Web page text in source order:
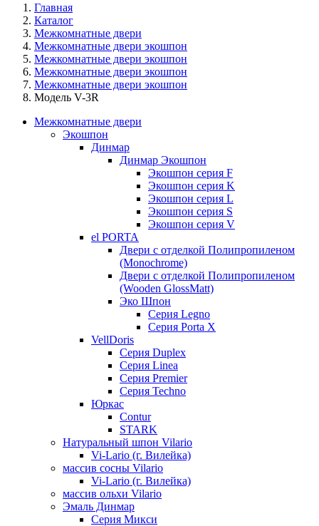
Главная
Каталог
Межкомнатные двери
Межкомнатные двери экошпон
Межкомнатные двери экошпон
Межкомнатные двери экошпон
Межкомнатные двери экошпон
Модель V-3R
Межкомнатные двери
Экошпон
Динмар
Динмар Экошпон
Экошпон серия F
Экошпон серия K
Экошпон серия L
Экошпон серия S
Экошпон серия V
el PORTA
Двери с отделкой Полипропиленом
(Monochrome)
Двери с отделкой Полипропиленом
(Wooden GlossMatt)
Эко Шпон
Серия Legno
Серия Porta X
VellDoris
Серия Duplex
Серия Linea
Серия Premier
Серия Techno
Юркас
Contur
STARK
Натуральный шпон Vilario
Vi-Lario (г. Вилейка)
массив сосны Vilario
Vi-Lario (г. Вилейка)
массив ольхи Vilario
Эмаль Динмар
Серия Микси